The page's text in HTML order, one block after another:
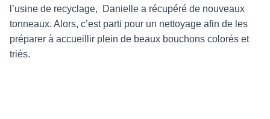
l’usine de recyclage, Danielle a récupéré de nouveaux
tonneaux. Alors, c’est parti pour un nettoyage afin de les
préparer à accueillir plein de beaux bouchons colorés et
triés.